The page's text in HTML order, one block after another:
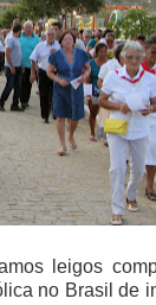
leigos
no Brasil de